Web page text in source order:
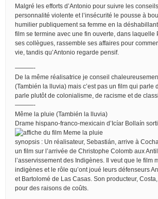
Malgré les efforts d’Antonio pour suivre les
personnalité violente et l’insécurité le pousse à
humilier publiquement sa femme en la
film se termine avec une fin ouverte, dans laquelle
ses collègues, rassemble ses affaires pour
vie, tandis qu’Antonio regarde pensif.
———-
De la même réalisatrice je conseil
(También la lluvia) mais c’est pas un film qui parle
parle plutôt de colonialisme, de racisme et de
———-
Même la pluie (También la lluvia)
Drame hispano-franco-mexicain d’Icíar Bollaín sorti
synopsis : Un réalisateur, Sebastián, arrive à
un film sur l’arrivée de Christophe Colomb aux
l’asservissement des Indigènes. Il veut que le film
indigènes et le rôle qu’ont joué leurs défenseurs
et Bartolomé de Las Casas. Son producteur,
pour des raisons de coûts.